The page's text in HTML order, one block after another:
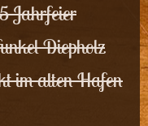
Jahrfeier
Diepholz
im alten Hafen